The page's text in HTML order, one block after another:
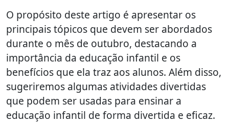
O propósito deste artigo é apresentar os
principais tópicos que devem ser abordados
durante o mês de outubro, destacando a
importância da educação infantil e os
benefícios que ela traz aos alunos. Além disso,
sugeriremos algumas atividades divertidas
que podem ser usadas para ensinar a
educação infantil de forma divertida e eficaz.